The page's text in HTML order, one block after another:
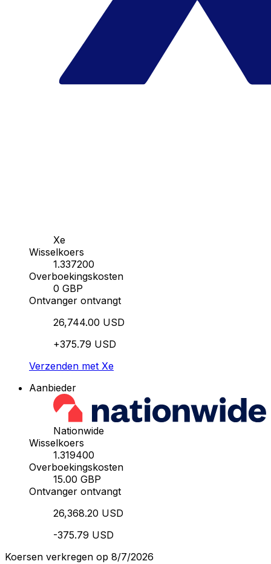
Xe
Wisselkoers
1.337200
Overboekingskosten
0 GBP
Ontvanger ontvangt
26,744.00 USD
+375.79 USD
Verzenden met Xe
Aanbieder
Nationwide
Wisselkoers
1.319400
Overboekingskosten
15.00 GBP
Ontvanger ontvangt
26,368.20 USD
-375.79 USD
Koersen verkregen op 8/7/2026